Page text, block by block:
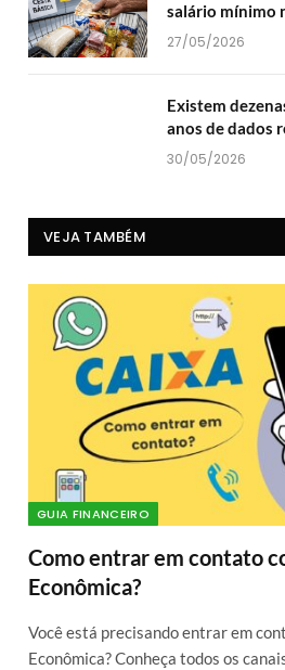
salário mínimo
27/05/2026
Existem
anos de dados
30/05/2026
VEJA TAMBÉM
GUIA FINANCEIRO
Como entrar em contato
Econômica?
Você está precisando entrar em
Econômica? Conheça todos os